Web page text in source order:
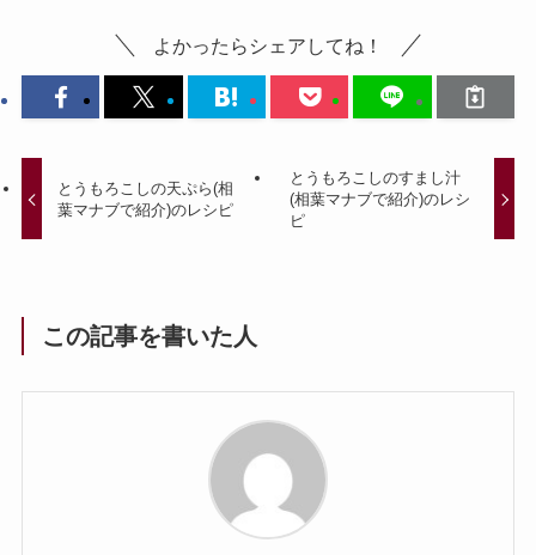
よかったらシェアしてね！
とうもろこしの天ぷら(相
葉マナブで紹介)のレシピ
とうもろこしのすまし汁
(相葉マナブで紹介)のレシ
ピ
この記事を書いた人